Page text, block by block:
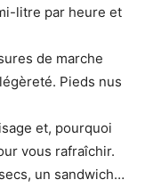
litre par heure et
de marche
Pieds nus
et, pourquoi
vous rafraîchir.
un sandwich…